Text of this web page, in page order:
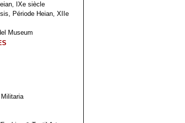
IXe siècle
Période Heian, XIIe
Museum